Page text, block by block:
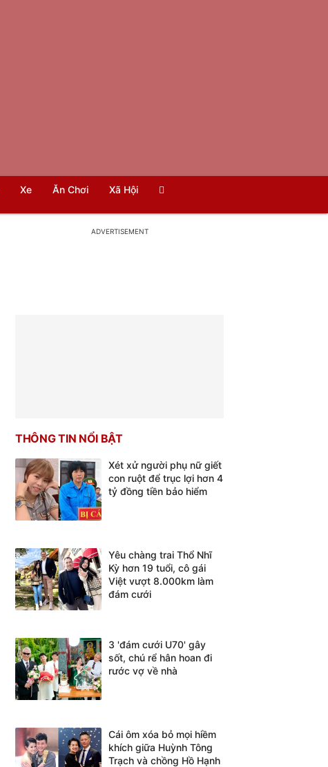
Xe Ăn Chơi Xã Hội
THÔNG TIN NỔI BẬT
Xét xử người phụ nữ giết
con ruột để trục lợi hơn 4
tỷ đồng tiền bảo hiểm
Yêu chàng trai Thổ Nhĩ
Kỳ hơn 19 tuổi, cô gái
Việt vượt 8.000km làm
đám cưới
3 'đám cưới U70' gây
sốt, chú rể hân hoan đi
rước vợ về nhà
Cái ôm xóa bỏ mọi hiềm
khích giữa Huỳnh Tông
Trạch và chồng Hồ Hạnh